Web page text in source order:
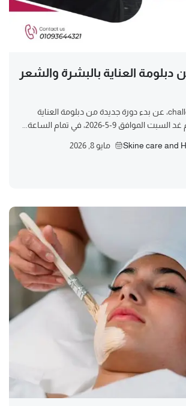
دبلومة العناية بالبشرة والشعر
تُعلن أكاديمية challenge، عن بدء دورة جديدة من دبلومة العناية
9-5-2026، في تمام الساعة...
مايو 8, 2026